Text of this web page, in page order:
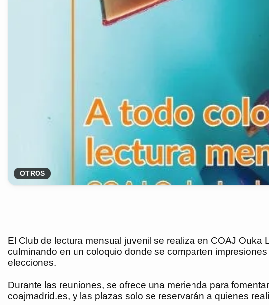
OTROS
El Club de lectura mensual juvenil se realiza en COAJ
culminando en un coloquio donde se comparten
elecciones.
Durante las reuniones, se ofrece una merienda para
coajmadrid.es, y las plazas solo se reservarán a quienes